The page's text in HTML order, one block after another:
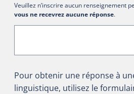
Veuillez n’inscrire aucun renseignement
vous ne recevrez aucune réponse.
Pour obtenir une réponse à
linguistique, utilisez le